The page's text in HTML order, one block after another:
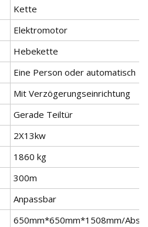
Kette
Elektromotor
Hebekette
Eine Person oder automatisch
Mit Verzögerungseinrichtung
Gerade Teiltür
2X13kw
1860 kg
300m
Anpassbar
650mm*650mm*1508mm/